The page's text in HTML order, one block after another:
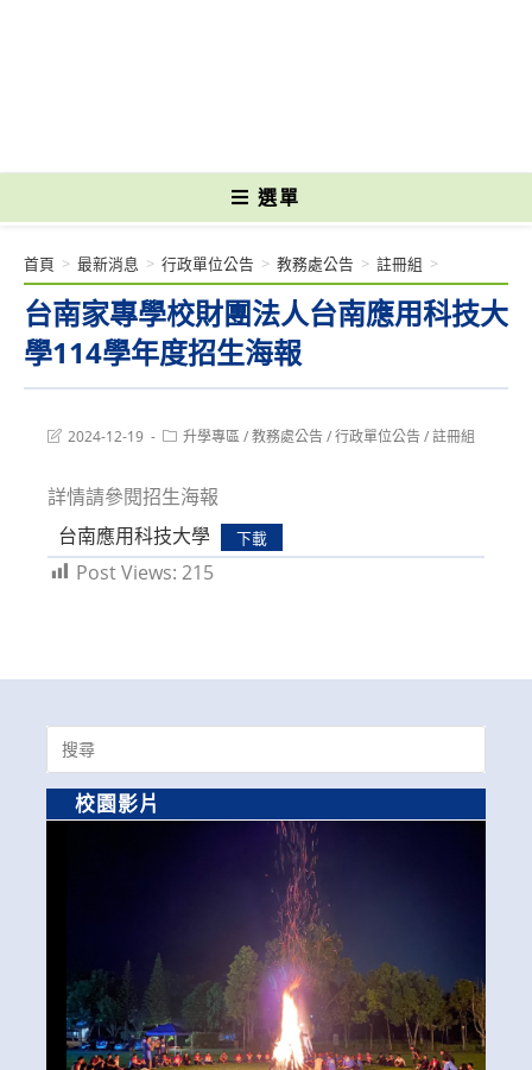
選單
台南家專學校財團法人台南應用科技大
學114學年度招生海報
首頁 > 最新消息 > 行政單位公告 > 教務處公告 > 註冊組 >
Post2024-12-19
Post升學專區/教務處公告/行政單位公告/註冊組
詳情請參閱招生海報
台南應用科技大學
下載
Post Views: 215
Search
for:
校園影片